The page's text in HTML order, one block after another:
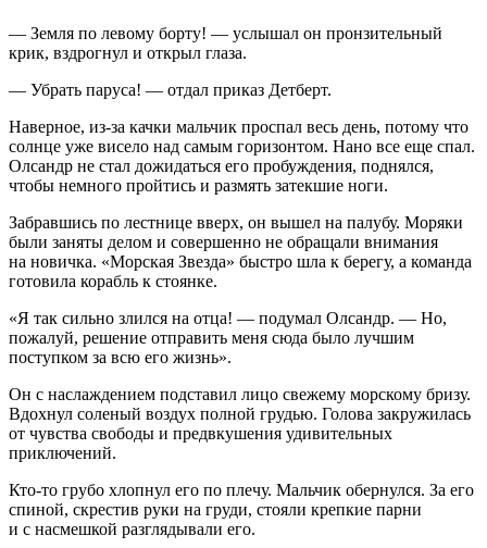
— Земля по левому борту! — услышал он пронзительный
крик, вздрогнул и открыл глаза.
— Убрать паруса! — отдал приказ Детберт.
Наверное, из-за качки мальчик проспал весь день, потому что
солнце уже висело над самым горизонтом. Нано все еще спал.
Олсандр не стал дожидаться его пробуждения, поднялся,
чтобы немного пройтись и размять затекшие ноги.
Забравшись по лестнице вверх, он вышел на палубу. Моряки
были заняты делом и совершенно не обращали внимания
на новичка. «Морская Звезда» быстро шла к берегу, а команда
готовила корабль к стоянке.
«Я так сильно злился на отца! — подумал Олсандр. — Но,
пожалуй, решение отправить меня сюда было лучшим
поступком за всю его жизнь».
Он с наслаждением подставил лицо свежему морскому бризу.
Вдохнул соленый воздух полной грудью. Голова закружилась
от чувства свободы и предвкушения удивительных
приключений.
Кто-то грубо хлопнул его по плечу. Мальчик обернулся. За его
спиной, скрестив руки на груди, стояли крепкие парни
и с насмешкой разглядывали его.